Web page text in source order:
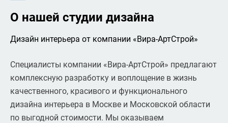
О нашей студии дизайна
Дизайн интерьера от компании «Вира‑АртСтрой»
Специалисты компании «Вира-АртСтрой» предлагают
комплексную разработку и воплощение в жизнь
качественного, красивого и функционального
дизайна интерьера в Москве и Московской области
по выгодной стоимости. Мы оказываем